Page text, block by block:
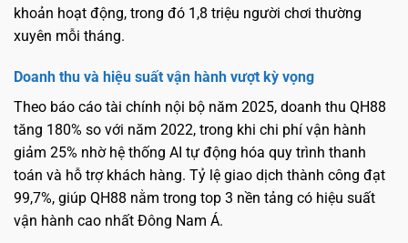
khoản hoạt động, trong đó 1,8 triệu người chơi thường
xuyên mỗi tháng.
Doanh thu và hiệu suất vận hành vượt kỳ vọng
Theo báo cáo tài chính nội bộ năm 2025, doanh thu QH88
tăng 180% so với năm 2022, trong khi chi phí vận hành
giảm 25% nhờ hệ thống AI tự động hóa quy trình thanh
toán và hỗ trợ khách hàng. Tỷ lệ giao dịch thành công đạt
99,7%, giúp QH88 nằm trong top 3 nền tảng có hiệu suất
vận hành cao nhất Đông Nam Á.